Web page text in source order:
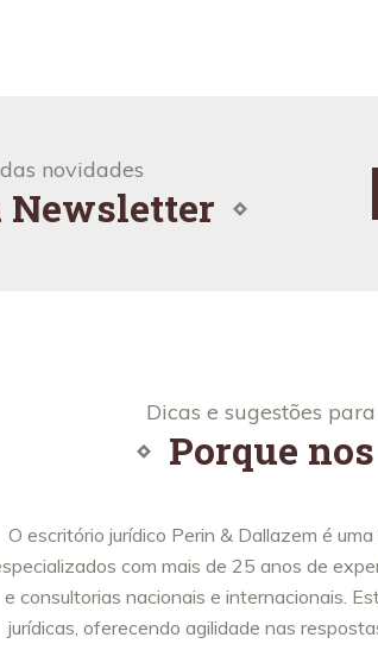
novidades
Newsletter
Dicas e sugestões
Porque
O escritório jurídico Perin & Dallazem é
com mais de 25 anos de
e consultorias nacionais e internacionais.
jurídicas, oferecendo agilidade nas